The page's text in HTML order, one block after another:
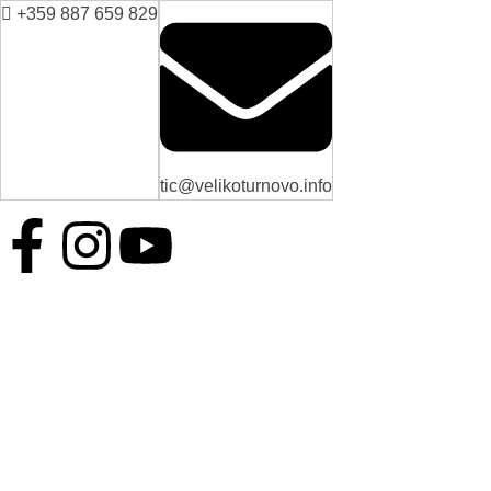
+359 887 659 829
tic@velikoturnovo.info